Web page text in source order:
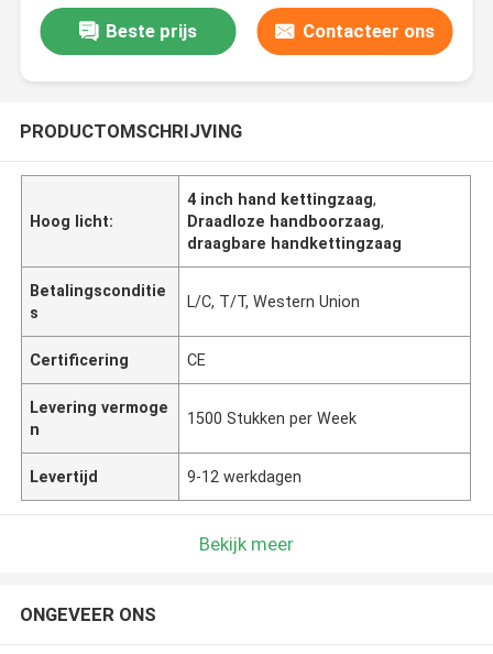
Beste prijs Contacteer ons
PRODUCTOMSCHRIJVING
Hoog licht:
4 inch hand kettingzaag,
Draadloze handboorzaag,
draagbare handkettingzaag
Betalingsconditie
s
L/C, T/T, Western Union
Certificering CE
Levering vermoge
n
1500 Stukken per Week
Levertijd 9-12 werkdagen
Bekijk meer
ONGEVEER ONS